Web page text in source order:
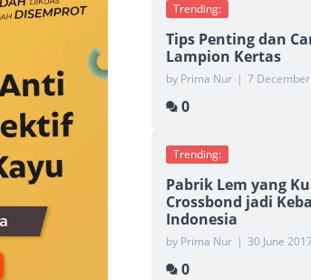
Trending:
Tips Penting dan
Lampion Kertas
by Prima Nur | 7
0
Trending:
Pabrik Lem yang
Crossbond jadi
Indonesia
by Prima Nur | 30 June 2017
0